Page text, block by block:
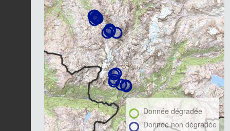
Donnée dégradée
Donnée non dégradée